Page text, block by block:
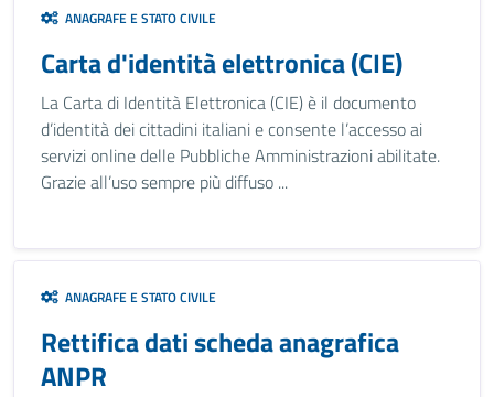
ANAGRAFE E STATO CIVILE
Carta d'identità elettronica (CIE)
La Carta di Identità Elettronica (CIE) è il documento
d’identità dei cittadini italiani e consente l’accesso ai
servizi online delle Pubbliche Amministrazioni abilitate.
Grazie all’uso sempre più diffuso ...
ANAGRAFE E STATO CIVILE
Rettifica dati scheda anagrafica
ANPR